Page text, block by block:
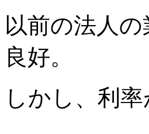
以前の法人
良好。
しかし、利